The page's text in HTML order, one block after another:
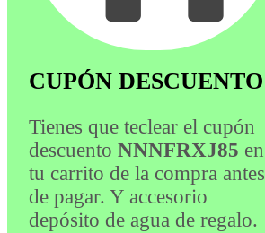
CUPÓN DESCUENTO
Tienes que teclear el cupón
descuento NNNFRXJ85 en
tu carrito de la compra antes
de pagar. Y accesorio
depósito de agua de regalo.